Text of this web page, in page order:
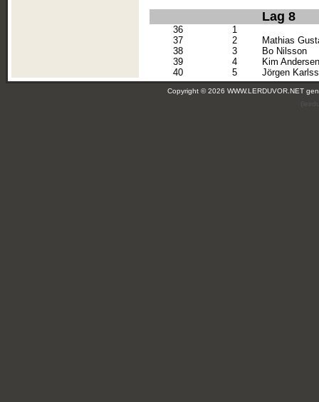
Lag 8
36
1
37
2
Mathias
38
3
Bo Nilsson
39
4
Kim Andersen
40
5 Jörgen
Copyright © 2026 WWW.LERDUVOR.NET